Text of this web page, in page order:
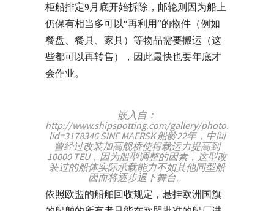
柜船排定9月底开始拆除，邮轮则因为船上
仍保有相当多可以“再利用”的物件（例如
餐盘、餐具、家具）等物品需要搬运（这
些都可以再转售），因此最快也要年底才
会作业。
嵌入自：
http://www.shipspotting.com/gallery/photo.php?
lid=3178346 SINE MAERSK 船龄22年，中间
曾经过改装加高舰桥使得载运力提高到
10000 TEU，因为船型调整的因素，这型改
装过的船体实际承载能力不如其他同型船
因而将逐步退下舞台。
依照欧盟的船舶回收规定，悬挂欧洲国旗